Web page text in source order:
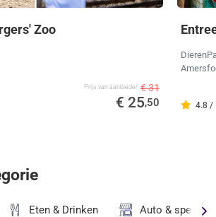
Zoo
Prijs van aanbieder € 31
€ 25,50 4.8 /
Eten & Drinken Auto &